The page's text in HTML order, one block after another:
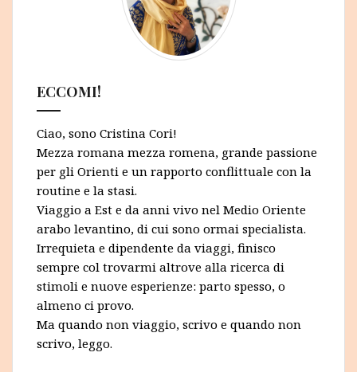
ECCOMI!
Ciao, sono Cristina Cori!
Mezza romana mezza romena, grande passione
per gli Orienti e un rapporto conflittuale con la
routine e la stasi.
Viaggio a Est e da anni vivo nel Medio Oriente
arabo levantino, di cui sono ormai specialista.
Irrequieta e dipendente da viaggi, finisco
sempre col trovarmi altrove alla ricerca di
stimoli e nuove esperienze: parto spesso, o
almeno ci provo.
Ma quando non viaggio, scrivo e quando non
scrivo, leggo.